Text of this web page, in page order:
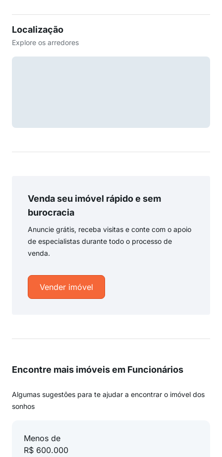
Localização
Explore os arredores
Venda seu imóvel rápido e sem
burocracia
Anuncie grátis, receba visitas e conte com o apoio
de especialistas durante todo o processo de
venda.
Vender imóvel
Encontre mais imóveis em Funcionários
Algumas sugestões para te ajudar a encontrar o imóvel dos
sonhos
Menos de
R$ 600.000